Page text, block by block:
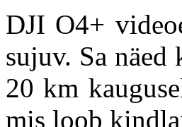
DJI O4+
sujuv. Sa
20 km
mis loob